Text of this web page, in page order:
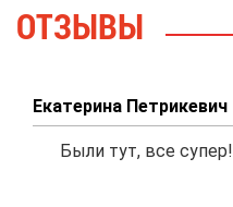
ОТ­ЗЫ­ВЫ
Ека­те­ри­на Пет­ри­ке­вич
Бы­ли тут, все су­пер!